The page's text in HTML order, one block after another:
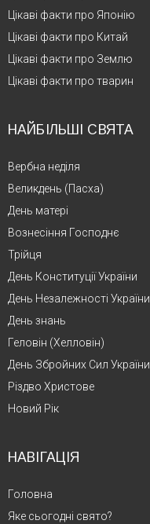
Цікаві факти про Японію
Цікаві факти про Китай
Цікаві факти про Землю
Цікаві факти про тварин
НАЙБІЛЬШІ СВЯТА
Вербна неділя
Великдень (Пасха)
День матері
Вознесіння Господнє
Трійця
День Конституції України
День Незалежності України
День знань
Геловін (Хелловін)
День Збройних Сил України
Різдво Христове
Новий Рік
НАВІГАЦІЯ
Головна
Яке сьогодні свято?